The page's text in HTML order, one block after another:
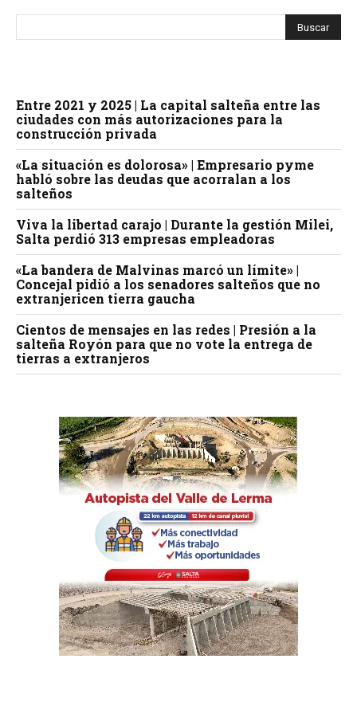
Entre 2021 y 2025 | La capital salteña entre las
ciudades con más autorizaciones para la
construcción privada
«La situación es dolorosa» | Empresario pyme
habló sobre las deudas que acorralan a los
salteños
Viva la libertad carajo | Durante la gestión Milei,
Salta perdió 313 empresas empleadoras
«La bandera de Malvinas marcó un límite» |
Concejal pidió a los senadores salteños que no
extranjericen tierra gaucha
Cientos de mensajes en las redes | Presión a la
salteña Royón para que no vote la entrega de
tierras a extranjeros